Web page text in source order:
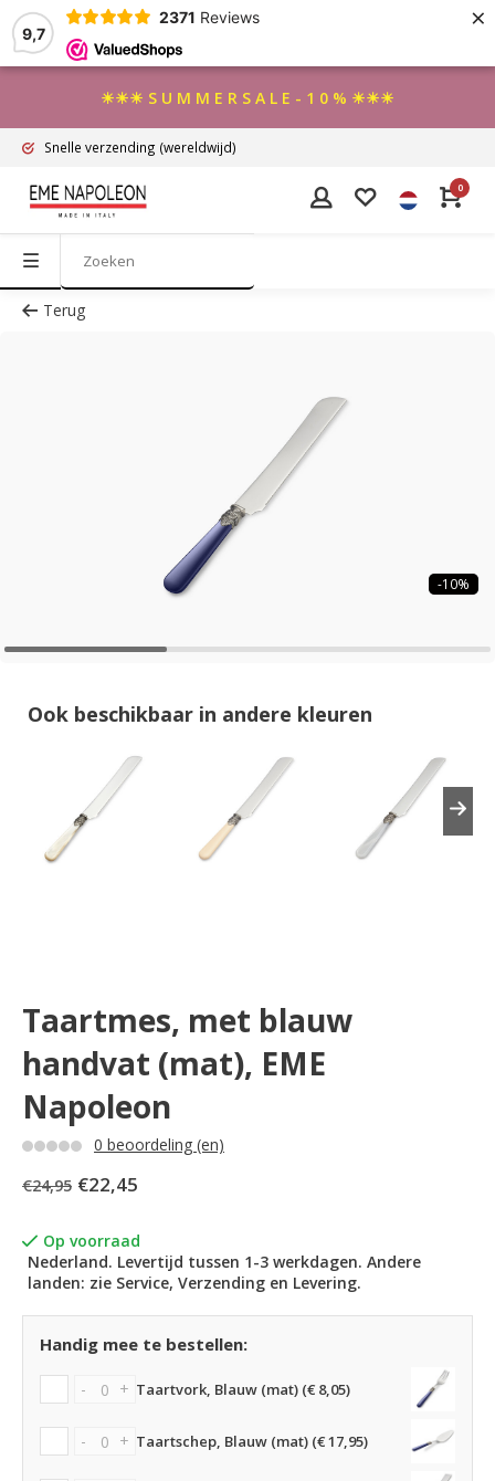
9,7
2371 Reviews ×
☀☀☀ S U M M E R S A L E - 1 0 % ☀☀☀
Snelle verzending (wereldwijd)
0
Terug
-10%
Ook beschikbaar in andere kleuren
Taartmes, met blauw
handvat (mat), EME
Napoleon
0 beoordeling (en)
€24,95 €22,45
Op voorraad
Nederland. Levertijd tussen 1-3 werkdagen. Andere
landen: zie Service, Verzending en Levering.
Handig mee te bestellen:
- + Taartvork, Blauw (mat) (€ 8,05)
- + Taartschep, Blauw (mat) (€ 17,95)